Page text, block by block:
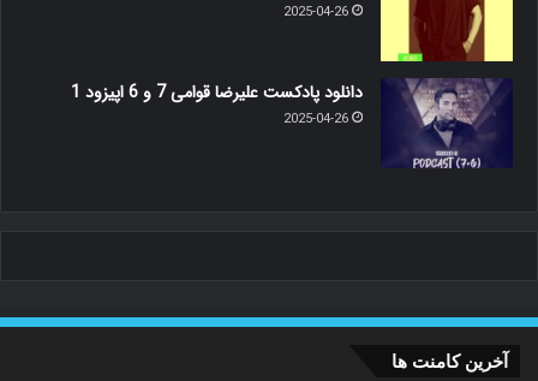
2025-04-26
دانلود پادکست علیرضا قوامی 7 و 6 اپیزود 1
2025-04-26
آخرین کامنت ها